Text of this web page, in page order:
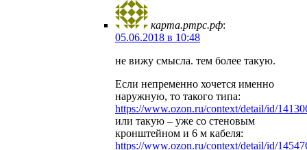
карта.ртрс.рф:
05.06.2018 в 10:48
не вижу смысла. тем более такую.
Если непременно хочется именно
наружную, то такого типа:
https://www.ozon.ru/context/detail/id/
или такую – уже со стеновым
кронштейном и 6 м кабеля:
https://www.ozon.ru/context/detail/id/